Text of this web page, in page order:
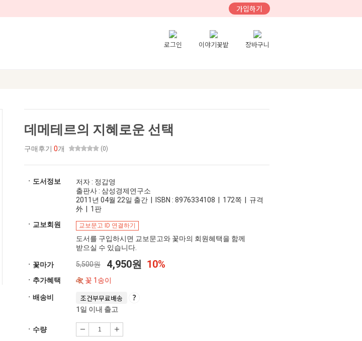
가입하기
로그인 이야기꽃밭 장바구니
데메테르의 지혜로운 선택
구매후기 0개 (0)
ㆍ도서정보
저자 : 정갑영
출판사 : 삼성경제연구소
2011년 04월 22일 출간 | ISBN : 8976334108 | 172쪽 | 규격
外 | 1판
ㆍ교보회원
교보문고 ID 연결하기
도서를 구입하시면 교보문고와 꽃마의 회원혜택을 함께
받으실 수 있습니다.
ㆍ꽃마가 5,500원 4,950원 10%
ㆍ추가혜택 꽃 1송이
ㆍ배송비 조건부무료배송
1일 이내 출고
ㆍ수량